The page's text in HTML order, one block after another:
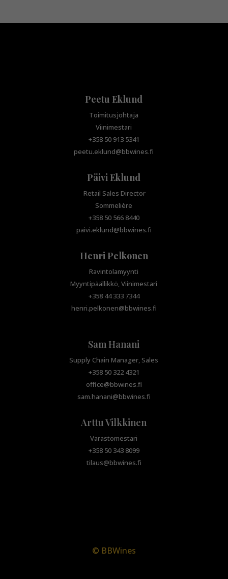
Peetu Eklund
Toimitusjohtaja
Viinimestari
+358 50 913 5341
peetu.eklund@bbwines.fi
Päivi Eklund
Retail Sales Director
Sommelière
+358 50 566 8440
paivi.eklund@bbwines.fi
Henri Pelkonen
Ravintolamyynti
Myyntipäällikkö, Viinimestari
+358 44 333 7344
henri.pelkonen@bbwines.fi
Sam Hanani
Supply Chain Manager, Sales
+358 50 322 4321
office@bbwines.fi
sam.hanani@bbwines.fi
Arttu Vilkkinen
Varastomestari
+358 50 343 8099
tilaus@bbwines.fi
© BBWines